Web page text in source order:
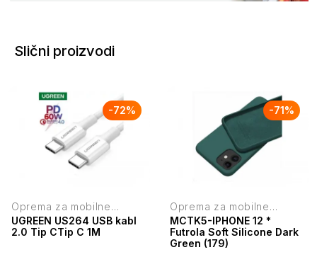
Slični proizvodi
-72%
Oprema za mobilne
telefone
UGREEN US264 USB kabl
2.0 Tip CTip C 1M
-71%
Oprema za mobilne
telefone
MCTK5-IPHONE 12 *
Futrola Soft Silicone Dark
Green (179)